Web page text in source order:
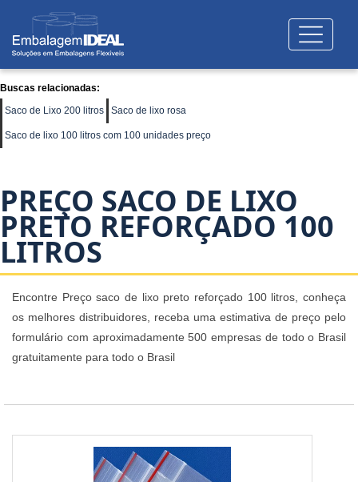
Buscas relacionadas:
Saco de Lixo 200 litros
Saco de lixo rosa
Saco de lixo 100 litros com 100 unidades preço
PREÇO SACO DE LIXO
PRETO REFORÇADO 100
LITROS
Encontre Preço saco de lixo preto reforçado 100 litros, conheça
os melhores distribuidores, receba uma estimativa de preço pelo
formulário com aproximadamente 500 empresas de todo o Brasil
gratuitamente para todo o Brasil